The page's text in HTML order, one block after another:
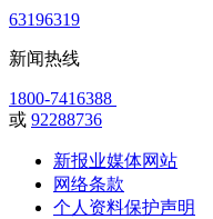
63196319
新闻热线
1800-7416388
或 92288736
新报业媒体网站
网络条款
个人资料保护声明